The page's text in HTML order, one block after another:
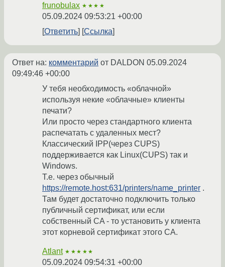
frunobulax ★★★★
05.09.2024 09:53:21 +00:00
Ответить
Ссылка
Ответ на: комментарий от DALDON 05.09.2024
09:49:46 +00:00
У тебя необходимость «облачной»
используя некие «облачные» клиенты
печати?
Или просто через стандартного клиента
распечатать с удаленных мест?
Классический IPP(через CUPS)
поддерживается как Linux(CUPS) так и
Windows.
Т.е. через обычный
https://remote.host:631/printers/name_printer .
Там будет достаточно подключить только
публичный сертификат, или если
собственный CA - то установить у клиента
этот корневой сертификат этого CA.
Atlant ★★★★★
05.09.2024 09:54:31 +00:00